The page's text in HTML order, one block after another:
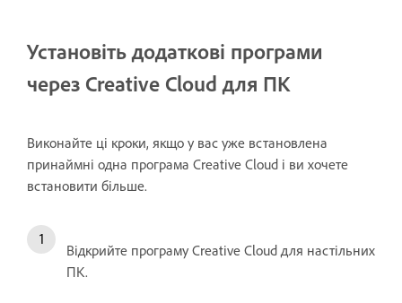
Установіть додаткові програми
через Creative Cloud для ПК
Виконайте ці кроки, якщо у вас уже встановлена
принаймні одна програма Creative Cloud і ви хочете
встановити більше.
Відкрийте програму Creative Cloud для настільних
ПК.